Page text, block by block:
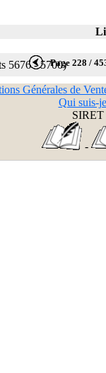
5676 - 5700)Page 228 /
Générales de
Qui suis-
SIRET
-